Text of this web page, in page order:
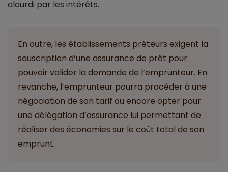
alourdi par les intérêts.
En outre, les établissements prêteurs exigent la
souscription d’une assurance de prêt pour
pouvoir valider la demande de l’emprunteur. En
revanche, l’emprunteur pourra procéder à une
négociation de son tarif ou encore opter pour
une délégation d’assurance lui permettant de
réaliser des économies sur le coût total de son
emprunt.